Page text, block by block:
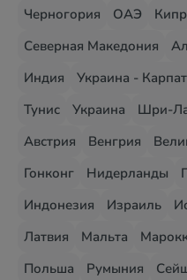
Черногория ОАЭ Кипр
Северная Македония
Индия
Украина -
Тунис
Украина Шри-
Австрия
Венгрия
Гонконг
Нидерланды
Индонезия
Израиль
Латвия
Мальта
Польша
Румыния